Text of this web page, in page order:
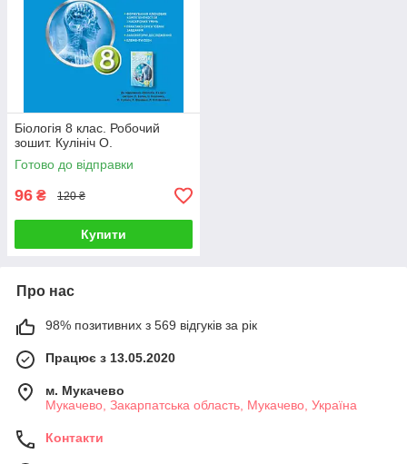
Біологія 8 клас. Робочий
зошит. Кулініч О.
Готово до відправки
96 ₴ 120 ₴
Купити
Про нас
98% позитивних з 569 відгуків за рік
Працює з 13.05.2020
м. Мукачево
Мукачево, Закарпатська область, Мукачево, Україна
Контакти